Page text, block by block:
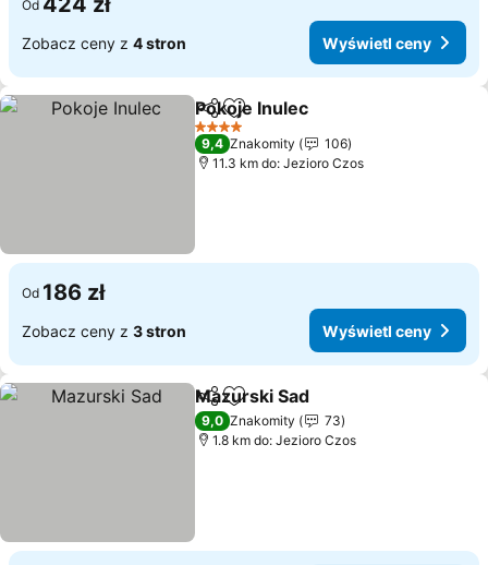
Od
Zobacz ceny z 4 stron Wyświetl ceny
Udostępnij
Dodaj do ulubionych
Pokoje Inulec
4 Kategoria
9,4 Znakomity
106
11.3 km do: Jezioro Czos
Od 186 zł
Zobacz ceny z 3 stron Wyświetl ceny
UdostępnijDodaj do ulubionych
Mazurski Sad
9,0 Znakomity
73
1.8 km do: Jezioro Czos